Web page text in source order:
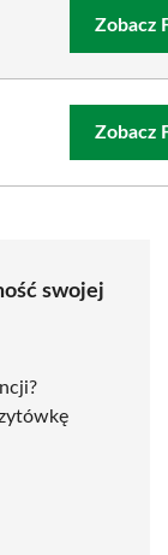
Zobacz
Zobacz
swojej